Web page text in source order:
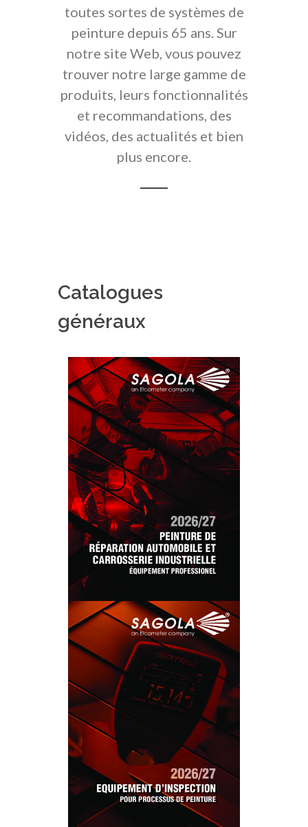
toutes sortes de systèmes de
peinture depuis 65 ans. Sur
notre site Web, vous pouvez
trouver notre large gamme de
produits, leurs fonctionnalités
et recommandations, des
vidéos, des actualités et bien
plus encore.
Catalogues
généraux